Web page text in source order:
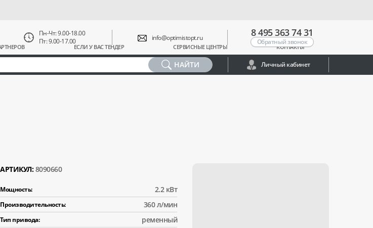
ЕСЛИ У ВАС ТЕНДЕР СЕРВИСНЫЕ ЦЕНТРЫ КОНТАКТЫ
Пн-Чт: 9.00-18.00
Пт: 9.00-17.00
info@optimistopt.ru 8 495 363 74 31
Обратный звонок
НАЙТИ Личный кабинет
АРТИКУЛ: 8090660
Мощность: 2.2 кВт
Производительность: 360 л/мин
Тип привода: ременный